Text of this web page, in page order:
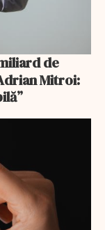
Mitroi: